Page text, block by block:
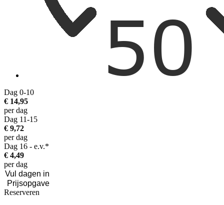
Dag 0-10
€ 14,95
per dag
Dag 11-15
€ 9,72
per dag
Dag 16 - e.v.*
€ 4,49
per dag
Reserveren